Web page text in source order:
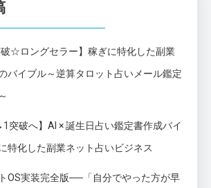
破☆ロングセラー】稼ぎに特化した副業
バイブル～逆算タロット占いメール鑑定
突破へ】AI × 誕生日占い鑑定書作成バイ
特化した副業ネット占いビジネス
OS実装完全版──「自分でやった方が早